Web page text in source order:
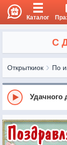
Каталог
С
Открыткиок По
Удачного